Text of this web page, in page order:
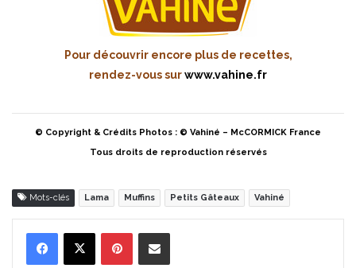
Pour découvrir encore plus de recettes,
rendez-vous surwww.vahine.fr
© Copyright & Crédits Photos : © Vahiné – McCORMICK France
Tous droits de reproduction réservés
Mots-clés Lama Muffins Petits Gâteaux Vahiné